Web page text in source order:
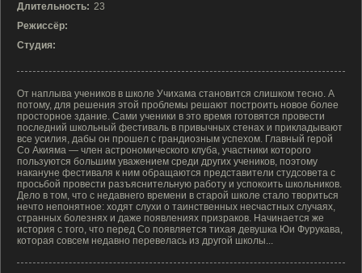
Длительность: 23
Режиссёр:
Студия:
От наплыва учеников в школе Учихама становится слишком тесно. А
потому, для решения этой проблемы решают построить новое более
просторное здание. Сами ученики в это время готовятся провести
последний школьный фестиваль в привычных стенах и прикладывают
все усилия, дабы он прошел с грандиозным успехом. Главный герой
Со Акияма — член астрономического клуба, участники которого
пользуются большим уважением среди других учеников, поэтому
накануне фестиваля к ним обращаются представители студсовета с
просьбой провести разъяснительную работу и успокоить школьников.
Дело в том, что с недавнего времени в старой школе стало твориться
нечто непонятное: ходят слухи о таинственных несчастных случаях,
странных болезнях и даже появлениях призраков. Начинается же
история с того, что перед Со появляется тихая девушка Юи Фурукава,
которая совсем недавно перевелась из другой школы...